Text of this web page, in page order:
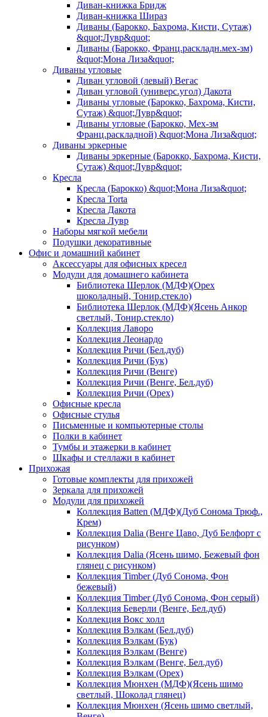
Диван-книжка Бридж
Диван-книжка Шираз
Диваны (Барокко, Бахрома, Кисти, Сутаж)
&quot;Лувр&quot;
Диваны (Барокко, Франц.раскладн.мех-зм)
&quot;Мона Лиза&quot;
Диваны угловые
Диван угловой (левый) Вегас
Диван угловой (универс.угол) Дакота
Диваны угловые (Барокко, Бахрома, Кисти,
Сутаж) &quot;Лувр&quot;
Диваны угловые (Барокко, Мех-зм
Франц.раскладной) &quot;Мона Лиза&quot;
Диваны эркерные
Диваны эркерные (Барокко, Бахрома, Кисти,
Сутаж) &quot;Лувр&quot;
Кресла
Кресла (Барокко) &quot;Мона Лиза&quot;
Кресла Torta
Кресла Дакота
Кресла Лувр
Наборы мягкой мебели
Подушки декоративные
Офис и домашний кабинет
Аксессуары для офисных кресел
Модули для домашнего кабинета
Библиотека Шерлок (МДФ)(Орех
шоколадный, Тонир.стекло)
Библиотека Шерлок (МДФ)(Ясень Анкор
светлый, Тонир.стекло)
Коллекция Лаворо
Коллекция Леонардо
Коллекция Ричи (Бел.дуб)
Коллекция Ричи (Бук)
Коллекция Ричи (Венге)
Коллекция Ричи (Венге, Бел.дуб)
Коллекция Ричи (Орех)
Офисные кресла
Офисные стулья
Письменные и компьютерные столы
Полки в кабинет
Тумбы и этажерки в кабинет
Шкафы и стеллажи в кабинет
Прихожая
Готовые комплекты для прихожей
Зеркала для прихожей
Модули для прихожей
Коллекция Batten (МДФ)(Дуб Сонома Трюф.,
Крем)
Коллекция Dalia (Венге Цаво, Дуб Белфорт с
рисунком)
Коллекция Dalia (Ясень шимо, Бежевый фон
глянец с рисунком)
Коллекция Timber (Дуб Сонома, Фон
бежевый)
Коллекция Timber (Дуб Сонома, Фон серый)
Коллекция Беверли (Венге, Бел.дуб)
Коллекция Вокс холл
Коллекция Вэлкам (Бел.дуб)
Коллекция Вэлкам (Бук)
Коллекция Вэлкам (Венге)
Коллекция Вэлкам (Венге, Бел.дуб)
Коллекция Вэлкам (Орех)
Коллекция Мюнхен (МДФ)(Ясень шимо
светлый, Шоколад глянец)
Коллекция Мюнхен (Ясень шимо светлый,